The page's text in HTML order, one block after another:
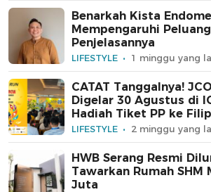
Benarkah Kista
Mempengaruhi
Penjelasannya
LIFESTYLE 1 minggu yang
CATAT Tanggalnya!
Digelar 30 Agustus di
Hadiah Tiket PP ke
LIFESTYLE 2 minggu yang
HWB Serang Resmi
Tawarkan Rumah SHM
Juta